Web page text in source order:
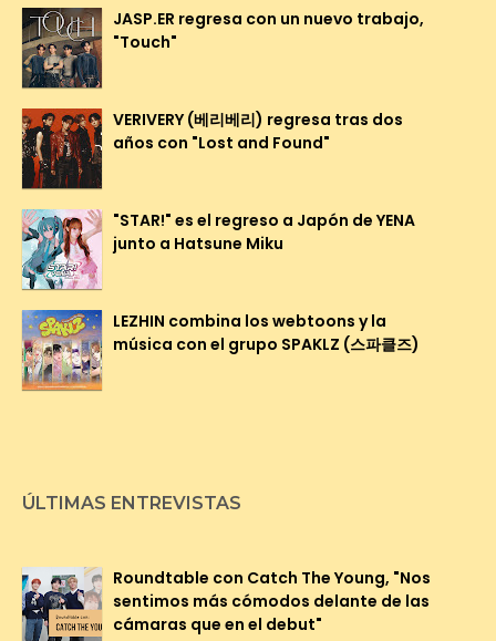
JASP.ER regresa con un nuevo trabajo,
"Touch"
VERIVERY (베리베리) regresa tras dos
años con "Lost and Found"
"STAR!" es el regreso a Japón de YENA
junto a Hatsune Miku
LEZHIN combina los webtoons y la
música con el grupo SPAKLZ (스파클즈)
ÚLTIMAS ENTREVISTAS
Roundtable con Catch The Young, "Nos
sentimos más cómodos delante de las
cámaras que en el debut"